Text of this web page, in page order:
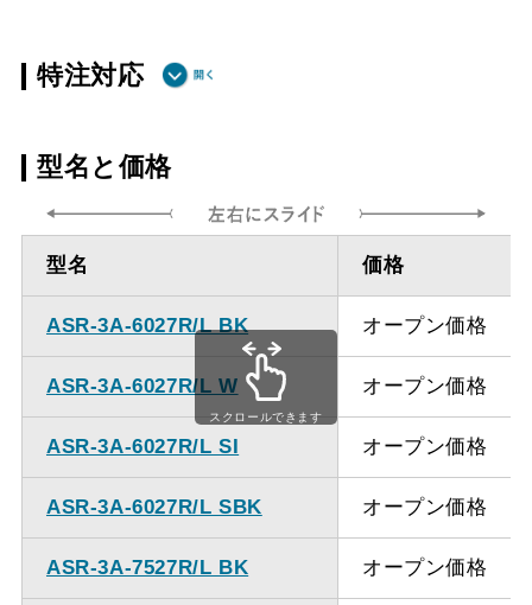
特注対応
方
ダクト方向 上
方
最大寸法 870ｍｍ
備考
点検口を設けての最小寸
法は弊社にお問い合わせ
ください。
型名と価格
型名 価格
ASR-3A-6027R/L BK オープン価格
ASR-3A-6027R/L W オープン価格
ASR-3A-6027R/L SI オープン価格
ASR-3A-6027R/L SBK オープン価格
ASR-3A-7527R/L BK オープン価格
スクロールできます